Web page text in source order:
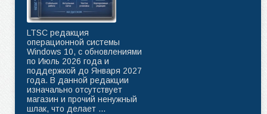
LTSC редакция
операционной системы
Windows 10, с обновлениями
по Июль 2026 года и
поддержкой до Января 2027
года. В данной редакции
изначально отсутствует
магазин и прочий ненужный
шлак, что делает ...